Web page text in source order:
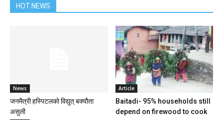
HOT NEWS
News
जनमैत्री हस्पिटलको विद्युत् बक्यौता
असुली
Article
Baitadi- 95% households still
depend on firewood to cook